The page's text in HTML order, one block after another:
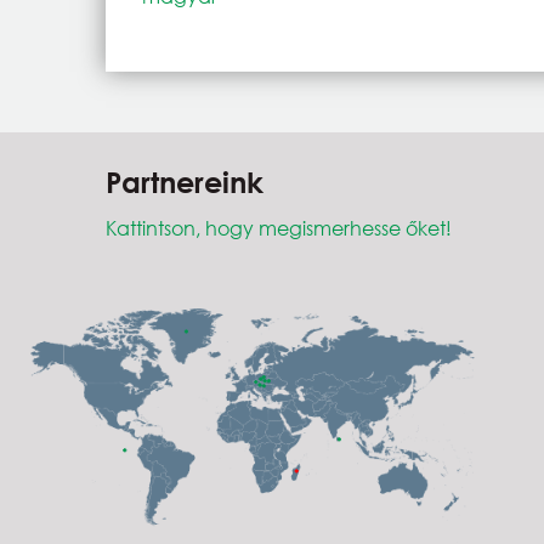
Partnereink
Kattintson, hogy megismerhesse őket!